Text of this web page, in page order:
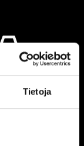
Tietoja